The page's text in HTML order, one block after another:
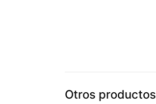
Otros productos